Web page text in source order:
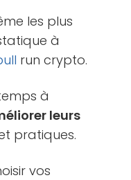
les plus
à
run crypto.
à
leurs
pratiques.
vos